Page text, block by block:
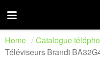
Home Catalogue
Téléviseurs Brandt